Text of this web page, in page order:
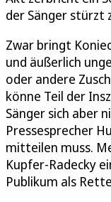
der Sänger stürzt
Zwar bringt
und äußerlich
oder andere
könne Teil der
Sänger sich aber
Pressesprecher
mitteilen muss.
Kupfer-Radecky
Publikum als